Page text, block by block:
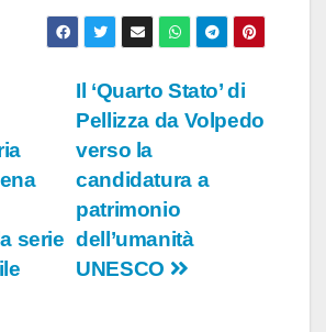
Il ‘Quarto Stato’ di
Pellizza da Volpedo
verso la
candidatura a
patrimonio
dell’umanità
UNESCO
serie